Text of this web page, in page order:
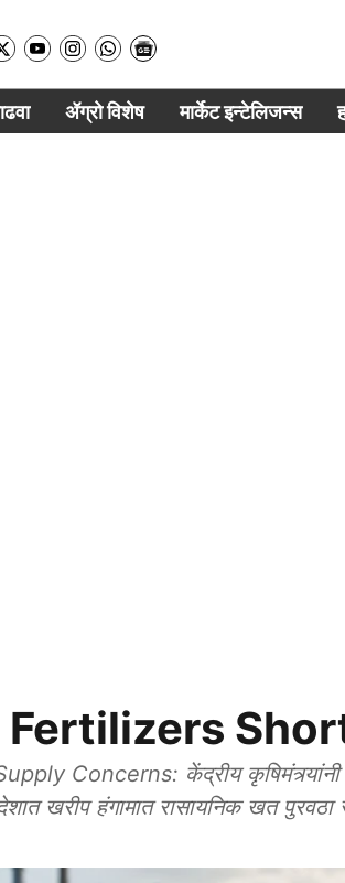
ॲग्रो विशेष मार्केट इन्टेलिजन्स
Concerns: केंद्रीय कृषिमंत्र्यांनी
खरीप हंगामात रासायनिक खत